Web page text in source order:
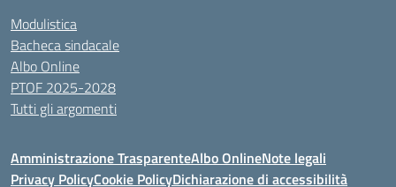
Modulistica
Bacheca sindacale
Albo Online
PTOF 2025-2028
Tutti gli argomenti
Amministrazione TrasparenteAlbo OnlineNote legali
Privacy PolicyCookie PolicyDichiarazione di accessibilità